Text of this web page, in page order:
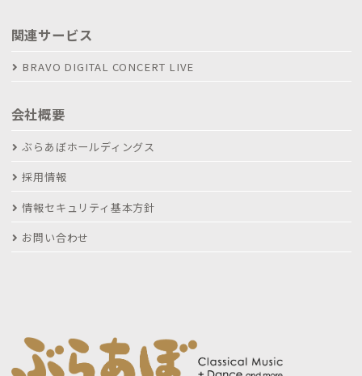
関連サービス
BRAVO DIGITAL CONCERT LIVE
会社概要
ぶらあぼホールディングス
採用情報
情報セキュリティ基本方針
お問い合わせ